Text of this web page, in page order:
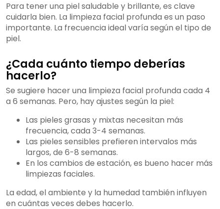
Para tener una piel saludable y brillante, es clave
cuidarla bien. La limpieza facial profunda es un paso
importante. La frecuencia ideal varía según el tipo de
piel.
¿Cada cuánto tiempo deberías
hacerlo?
Se sugiere hacer una limpieza facial profunda cada 4
a 6 semanas. Pero, hay ajustes según la piel:
Las pieles grasas y mixtas necesitan más
frecuencia, cada 3-4 semanas.
Las pieles sensibles prefieren intervalos más
largos, de 6-8 semanas.
En los cambios de estación, es bueno hacer más
limpiezas faciales.
La edad, el ambiente y la humedad también influyen
en cuántas veces debes hacerlo.